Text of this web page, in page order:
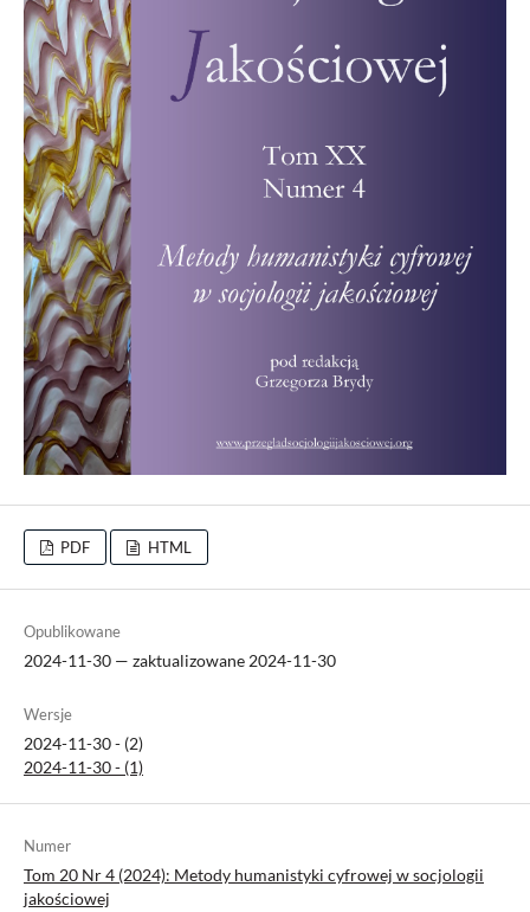
PDF HTML
Opublikowane
2024-11-30 — zaktualizowane 2024-11-30
Wersje
2024-11-30 - (2)
2024-11-30 - (1)
Numer
Tom 20 Nr 4 (2024): Metody humanistyki cyfrowej w socjologii
jakościowej